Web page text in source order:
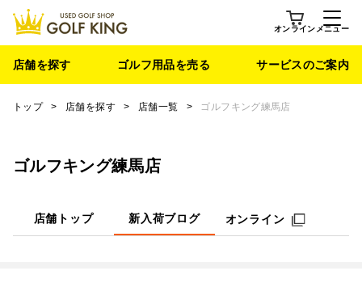
オンライン メニュー
店舗を探す ゴルフ用品を売る サービスのご案内
トップ > 店舗を探す > 店舗一覧 > ゴルフキング練馬店
ゴルフキング練馬店
店舗トップ 新入荷ブログ オンライン